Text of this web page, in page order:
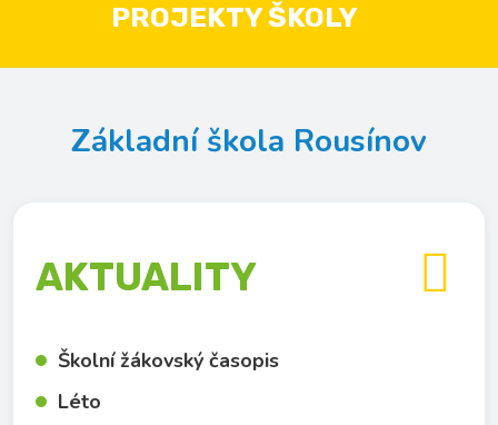
PROJEKTY ŠKOLY
Základní škola Rousínov
AKTUALITY
Školní žákovský časopis
Léto
